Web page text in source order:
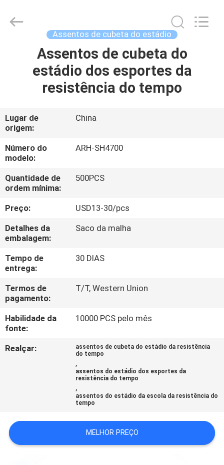
PRODUTOS
SOBRE
NÓS
EXCURSÃO
DA
FÁBRICA
CONTROLE
QUALIDADE
CONTACTE-
NOS
BLOG
MAPA
Commercial
Co.,Ltd.
Assentos de cubeta do estádio
Assentos de cubeta do
estádio dos esportes da
resistência do tempo
Lugar de
origem:
China
Número do
modelo:
ARH-SH4700
Quantidade de
ordem mínima:
500PCS
Preço:
USD13-30/pcs
Detalhes da
embalagem:
Saco da malha
Tempo de
entrega:
30 DIAS
Termos de
pagamento:
T/T, Western Union
Habilidade da
fonte:
10000 PCS pelo mês
Realçar:
assentos de cubeta do estádio da resistência
do tempo
,
assentos do estádio dos esportes da
resistência do tempo
,
assentos do estádio da escola da resistência do
tempo
MELHOR PREÇO